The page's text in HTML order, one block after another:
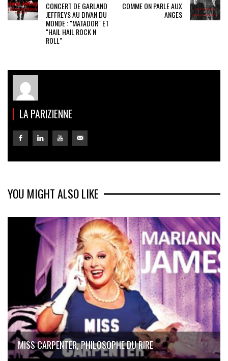
CONCERT DE GARLAND
JEFFREYS AU DIVAN DU
MONDE : "MATADOR" ET
"HAIL HAIL ROCK N
ROLL"
COMME ON PARLE AUX
ANGES
LA PARIZIENNE
YOU MIGHT ALSO LIKE
MISS CARPENTER, PHILOSOPHE DU RIRE